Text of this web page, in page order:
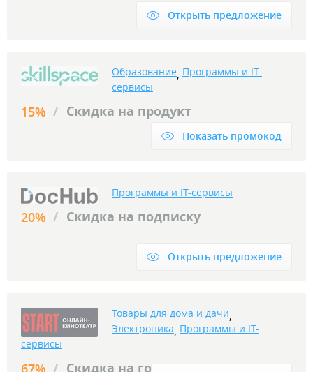
Открыть предложение
Образование, Программы и IT-
сервисы
15% / Скидка на продукт
Показать промокод
Программы и IT-сервисы
20% / Скидка на подписку
Открыть предложение
Товары для дома и дачи,
Электроника, Программы и IT-
сервисы
67% / Скидка на годовую подписку